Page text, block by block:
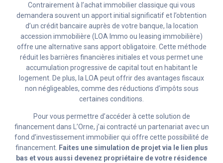
Contrairement à l’achat immobilier classique qui vous
demandera souvent un apport initial significatif et l’obtention
d’un crédit bancaire auprès de votre banque, la location
accession immobilière (LOA Immo ou leasing immobilière)
offre une alternative sans apport obligatoire. Cette méthode
réduit les barrières financières initiales et vous permet une
accumulation progressive de capital tout en habitant le
logement. De plus, la LOA peut offrir des avantages fiscaux
non négligeables, comme des réductions d’impôts sous
certaines conditions.
Pour vous permettre d’accéder à cette solution de
financement dans L’Orne, j’ai contracté un partenariat avec un
fond d’investissement immobilier qui offre cette possibilité de
financement. Faites une simulation de projet via le lien plus
bas et vous aussi devenez propriétaire de votre résidence